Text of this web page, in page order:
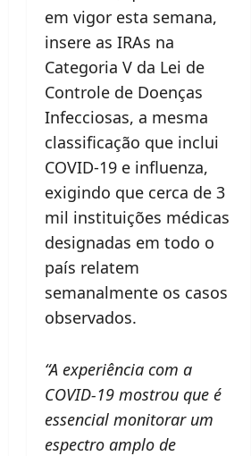
em vigor esta semana,
insere as IRAs na
Categoria V da Lei de
Controle de Doenças
Infecciosas, a mesma
classificação que inclui
COVID-19 e influenza,
exigindo que cerca de 3
mil instituições médicas
designadas em todo o
país relatem
semanalmente os casos
observados.
“A experiência com a
COVID-19 mostrou que é
essencial monitorar um
espectro amplo de